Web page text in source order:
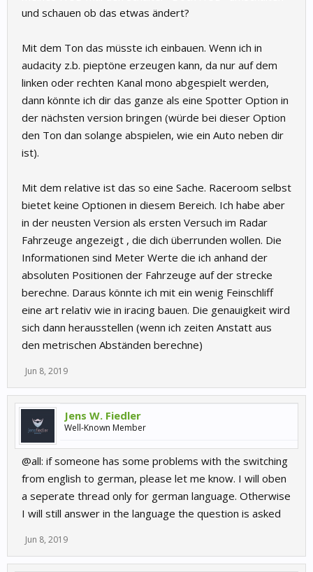
und schauen ob das etwas ändert?
Mit dem Ton das müsste ich einbauen. Wenn ich in
audacity z.b. pieptöne erzeugen kann, da nur auf dem
linken oder rechten Kanal mono abgespielt werden,
dann könnte ich dir das ganze als eine Spotter Option in
der nächsten version bringen (würde bei dieser Option
den Ton dan solange abspielen, wie ein Auto neben dir
ist).
Mit dem relative ist das so eine Sache. Raceroom selbst
bietet keine Optionen in diesem Bereich. Ich habe aber
in der neusten Version als ersten Versuch im Radar
Fahrzeuge angezeigt , die dich überrunden wollen. Die
Informationen sind Meter Werte die ich anhand der
absoluten Positionen der Fahrzeuge auf der strecke
berechne. Daraus könnte ich mit ein wenig Feinschliff
eine art relativ wie in iracing bauen. Die genauigkeit wird
sich dann herausstellen (wenn ich zeiten Anstatt aus
den metrischen Abständen berechne)
Jun 8, 2019
Jens W. Fiedler
Well-Known Member
@all: if someone has some problems with the switching
from english to german, please let me know. I will oben
a seperate thread only for german language. Otherwise
I will still answer in the language the question is asked
Jun 8, 2019